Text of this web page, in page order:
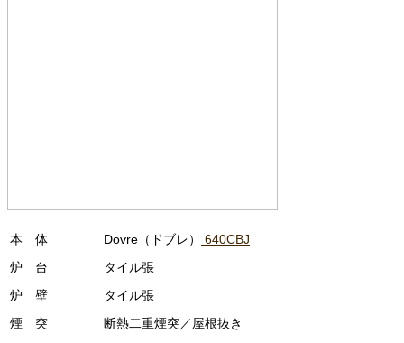
本 体 Dovre（ドブレ）
640CBJ
炉 台
タイル張
炉 壁
タイル張
煙 突
断熱二重煙突／屋根抜き